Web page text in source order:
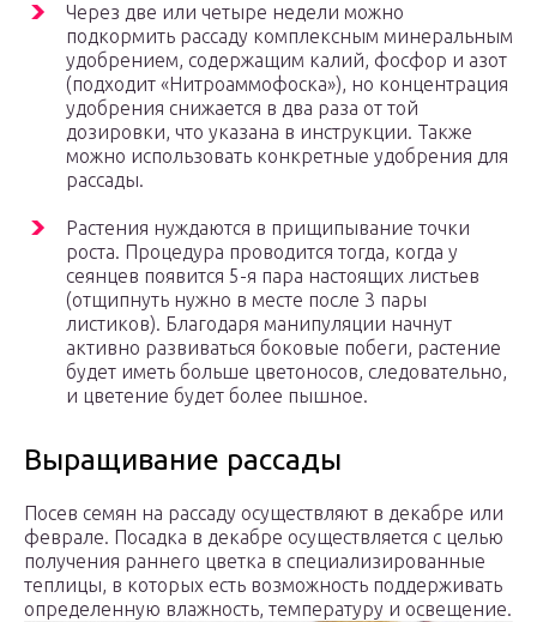
Через две или четыре недели можно
подкормить рассаду комплексным минеральным
удобрением, содержащим калий, фосфор и азот
(подходит «Нитроаммофоска»), но концентрация
удобрения снижается в два раза от той
дозировки, что указана в инструкции. Также
можно использовать конкретные удобрения для
рассады.
Растения нуждаются в прищипывание точки
роста. Процедура проводится тогда, когда у
сеянцев появится 5-я пара настоящих листьев
(отщипнуть нужно в месте после 3 пары
листиков). Благодаря манипуляции начнут
активно развиваться боковые побеги, растение
будет иметь больше цветоносов, следовательно,
и цветение будет более пышное.
Выращивание рассады
Посев семян на рассаду осуществляют в декабре или
феврале. Посадка в декабре осуществляется с целью
получения раннего цветка в специализированные
теплицы, в которых есть возможность поддерживать
определенную влажность, температуру и освещение.